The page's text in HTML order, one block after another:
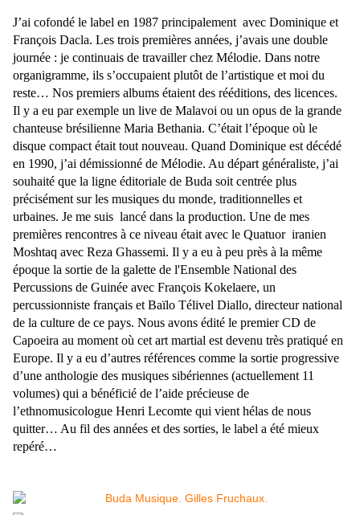
J’ai cofondé le label en 1987 principalement avec Dominique et
François Dacla. Les trois premières années, j’avais une double
journée : je continuais de travailler chez Mélodie. Dans notre
organigramme, ils s’occupaient plutôt de l’artistique et moi du
reste… Nos premiers albums étaient des rééditions, des licences.
Il y a eu par exemple un live de Malavoi ou un opus de la grande
chanteuse brésilienne Maria Bethania. C’était l’époque où le
disque compact était tout nouveau. Quand Dominique est décédé
en 1990, j’ai démissionné de Mélodie. Au départ généraliste, j’ai
souhaité que la ligne éditoriale de Buda soit centrée plus
précisément sur les musiques du monde, traditionnelles et
urbaines. Je me suis lancé dans la production. Une de mes
premières rencontres à ce niveau était avec le Quatuor iranien
Moshtaq avec Reza Ghassemi. Il y a eu à peu près à la même
époque la sortie de la galette de l'Ensemble National des
Percussions de Guinée avec François Kokelaere, un
percussionniste français et Baïlo Télivel Diallo, directeur national
de la culture de ce pays. Nous avons édité le premier CD de
Capoeira au moment où cet art martial est devenu très pratiqué en
Europe. Il y a eu d’autres références comme la sortie progressive
d’une anthologie des musiques sibériennes (actuellement 11
volumes) qui a bénéficié de l’aide précieuse de
l’ethnomusicologue Henri Lecomte qui vient hélas de nous
quitter… Au fil des années et des sorties, le label a été mieux
repéré…